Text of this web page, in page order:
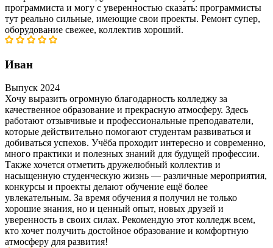
программиста и могу с уверенностью сказать: программисты
тут реально сильные, имеющие свои проекты. Ремонт супер,
оборудование свежее, коллектив хороший.
Иван
Выпуск 2024
Хочу выразить огромную благодарность колледжу за
качественное образование и прекрасную атмосферу. Здесь
работают отзывчивые и профессиональные преподаватели,
которые действительно помогают студентам развиваться и
добиваться успехов. Учёба проходит интересно и современно,
много практики и полезных знаний для будущей профессии.
Также хочется отметить дружелюбный коллектив и
насыщенную студенческую жизнь — различные мероприятия,
конкурсы и проекты делают обучение ещё более
увлекательным. За время обучения я получил не только
хорошие знания, но и ценный опыт, новых друзей и
уверенность в своих силах. Рекомендую этот колледж всем,
кто хочет получить достойное образование и комфортную
атмосферу для развития!